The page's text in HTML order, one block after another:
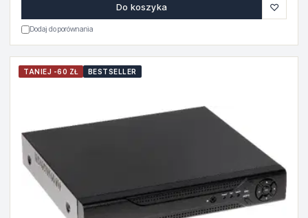
Do koszyka ♡
Dodaj do porównania
TANIEJ -60 ZŁ BESTSELLER